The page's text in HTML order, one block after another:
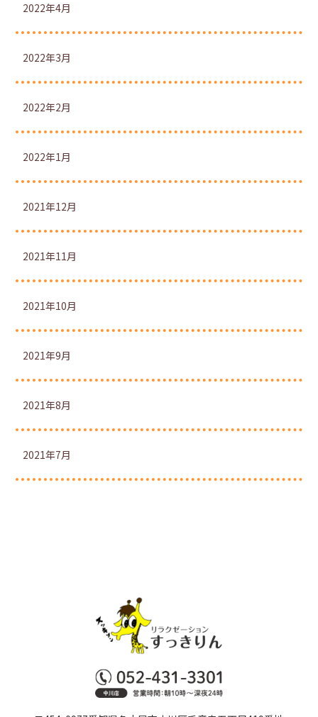
2022年4月
2022年3月
2022年2月
2022年1月
2021年12月
2021年11月
2021年10月
2021年9月
2021年8月
2021年7月